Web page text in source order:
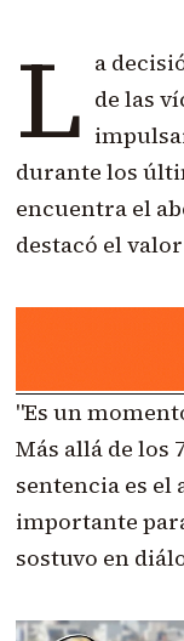
L a
de las
durante los
encuentra el
destacó el
"Es un
Más allá de los
sentencia es
importante
sostuvo en